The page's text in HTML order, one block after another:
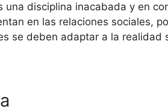
una disciplina inacabada y en
en las relaciones sociales,
se deben adaptar a la realidad